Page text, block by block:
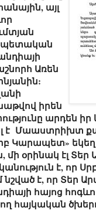
այլ
Առեն
իրեն
արդեն իր
է Մաաստրիխտ
Կարապետ»
օրինակ էլ Տեր
է, որ
նշված է, որ Տեր
հայոց
հայկական